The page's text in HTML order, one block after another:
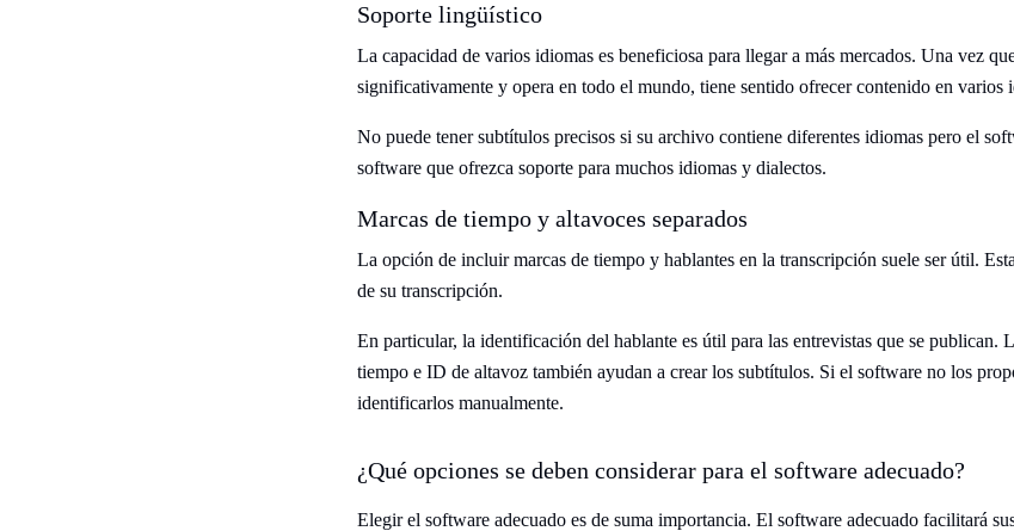
Soporte lingüístico
La capacidad de varios idiomas es beneficiosa para llegar a más mercados. Una vez
significativamente y opera en todo el mundo, tiene sentido ofrecer contenido en varios
No puede tener subtítulos precisos si su archivo contiene diferentes idiomas pero el
software que ofrezca soporte para muchos idiomas y dialectos.
Marcas de tiempo y altavoces separados
La opción de incluir marcas de tiempo y hablantes en la transcripción suele ser útil.
de su transcripción.
En particular, la identificación del hablante es útil para las entrevistas que se publican.
tiempo e ID de altavoz también ayudan a crear los subtítulos. Si el software no los
identificarlos manualmente.
¿Qué opciones se deben considerar para el software adecuado?
Elegir el software adecuado es de suma importancia. El software adecuado facilitará